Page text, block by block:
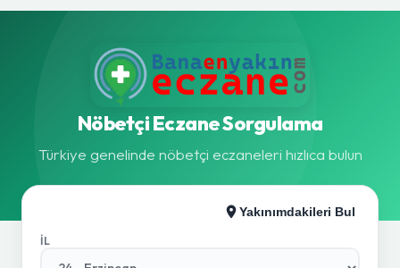
Nöbetçi Eczane Sorgulama
Türkiye genelinde nöbetçi eczaneleri hızlıca bulun
Yakınımdakileri Bul
İL